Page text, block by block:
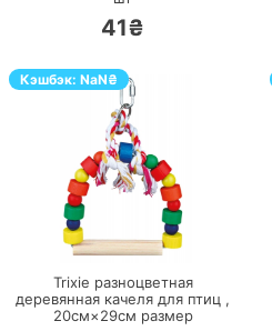
41₴
Кэшбэк: NaN₴
ПЕРЕЙТИ
Trixie разноцветная
деревянная качеля для птиц ,
20см×29см размер